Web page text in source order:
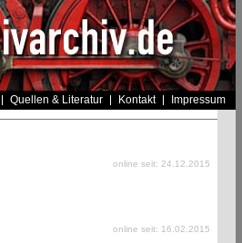
Quellen & Literatur Kontakt Impressum
online seit: 24.12.2015
online seit: 16.02.2015